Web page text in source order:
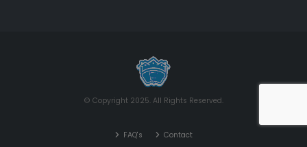
© Copyright 2025. All Rights Reserved.
FAQ's Contact